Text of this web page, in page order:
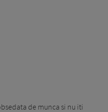
de munca si nu iti